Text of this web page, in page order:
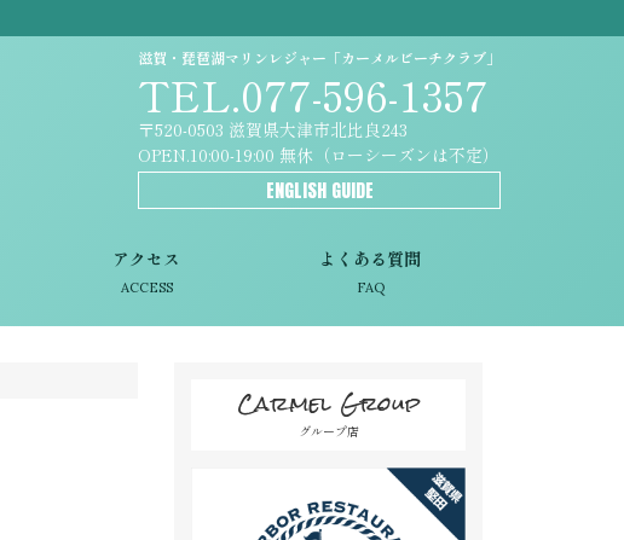
アクセス
ACCESS
よくある質問
FAQ
滋賀・琵琶湖マリンレジャー「カーメルビーチクラブ」
TEL.077-596-1357
〒520-0503 滋賀県大津市北比良243
OPEN.10:00-19:00 無休（ローシーズンは不定）
ENGLISH GUIDE
Carmel Group
グループ店